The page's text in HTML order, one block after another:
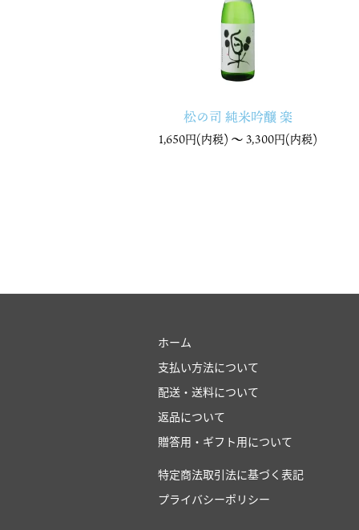
松の司 純米吟醸 楽
1,650円(内税) 〜3,300円(内税)
ホーム
支払い方法について
配送・送料について
返品について
贈答用・ギフト用について
特定商法取引法に基づく表記
プライバシーポリシー